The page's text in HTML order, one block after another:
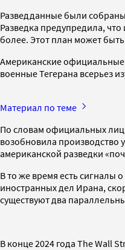
Разведданные были
Разведка предупредила,
более. Этот план может быть
Американские официальные
военные Тегерана всерьез
Материал по теме
По словам официальных
возобновила производство
американской разведки
В то же время есть сигналы
иностранных дел Ирана,
существуют два
В конце 2024 года The Wall